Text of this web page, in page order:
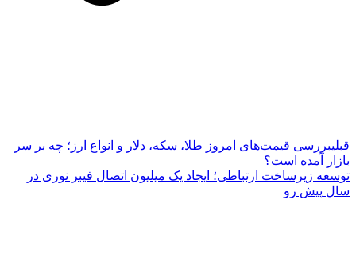
قبلیبررسی قیمت‌های امروز طلا، سکه، دلار و انواع ارز؛ چه بر سر
بازار آمده است؟
توسعه زیرساخت ارتباطی؛ ایجاد یک میلیون اتصال فیبر نوری در
سال پیش رو